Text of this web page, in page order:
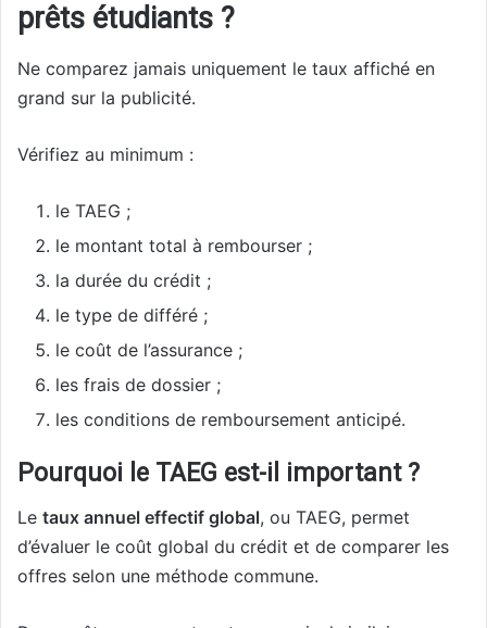
prêts étudiants ?
Ne comparez jamais uniquement le taux affiché en
grand sur la publicité.
Vérifiez au minimum :
le TAEG ;
le montant total à rembourser ;
la durée du crédit ;
le type de différé ;
le coût de l’assurance ;
les frais de dossier ;
les conditions de remboursement anticipé.
Pourquoi le TAEG est-il important ?
Le taux annuel effectif global, ou TAEG, permet
d’évaluer le coût global du crédit et de comparer les
offres selon une méthode commune.